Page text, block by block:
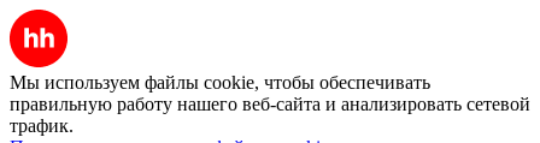
Мы используем файлы cookie, чтобы обеспечивать
правильную работу нашего веб-сайта и анализировать сетевой
трафик.